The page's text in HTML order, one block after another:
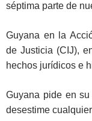
séptima parte de
Guyana en la
de Justicia (CIJ),
hechos jurídicos e
Guyana pide en
desestime